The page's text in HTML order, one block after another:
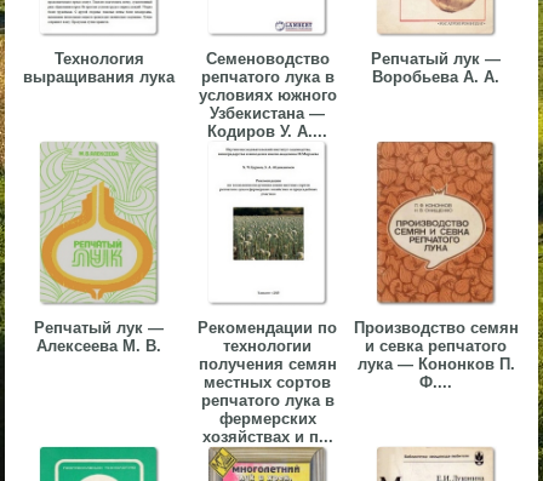
Технология
выращивания лука
Семеноводство
репчатого лука в
условиях южного
Узбекистана —
Кодиров У. А....
Репчатый лук —
Воробьева А. А.
Репчатый лук —
Алексеева М. В.
Рекомендации по
технологии
получения семян
местных сортов
репчатого лука в
фермерских
хозяйствах и п...
Производство семян
и севка репчатого
лука — Кононков П.
Ф....
▼
▼
▼